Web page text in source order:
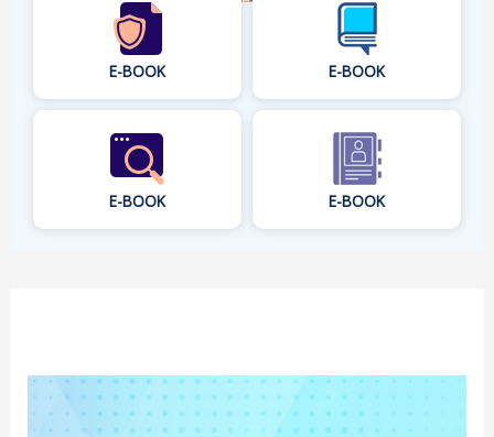
E-BOOK E-BOOK
E-BOOK E-BOOK